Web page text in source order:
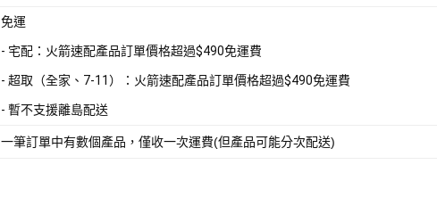
免運
- 宅配：火箭速配產品訂單價格超過$490免運費
- 超取（全家、7-11）：火箭速配產品訂單價格超過$490免運費
- 暫不支援離島配送
一筆訂單中有數個產品，僅收一次運費(但產品可能分次配送)